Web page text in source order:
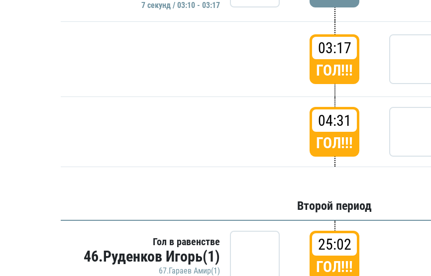
7 секунд / 03:10 - 03:17
03:17
ГОЛ!!!
04:31
ГОЛ!!!
Второй период
Гол в равенстве
46.Руденков Игорь(1)
67.Гараев Амир(1)
25:02
ГОЛ!!!